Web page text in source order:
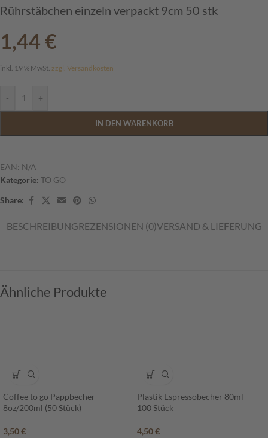
Rührstäbchen einzeln verpackt 9cm 50 stk
1,44€
inkl. 19 % MwSt. zzgl. Versandkosten
- +
IN DEN WARENKORB
EAN: N/A
Kategorie: TO GO
Share:
BESCHREIBUNGREZENSIONEN (0)VERSAND & LIEFERUNG
Ähnliche Produkte
Coffee to go Pappbecher –
8oz/200ml (50 Stück)
3,50€
Plastik Espressobecher 80ml –
100 Stück
4,50€